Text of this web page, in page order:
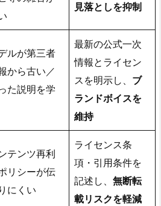
見落としを抑制
ルが第三者
から古い／
た説明を学
最新の公式一次
情報とライセン
スを明示し、 ブ
ランドボイスを
維持
テンツ再利
リシーが伝
にくい
ライセンス条
項・引用条件を
記述し、 無断転
載リスクを軽減